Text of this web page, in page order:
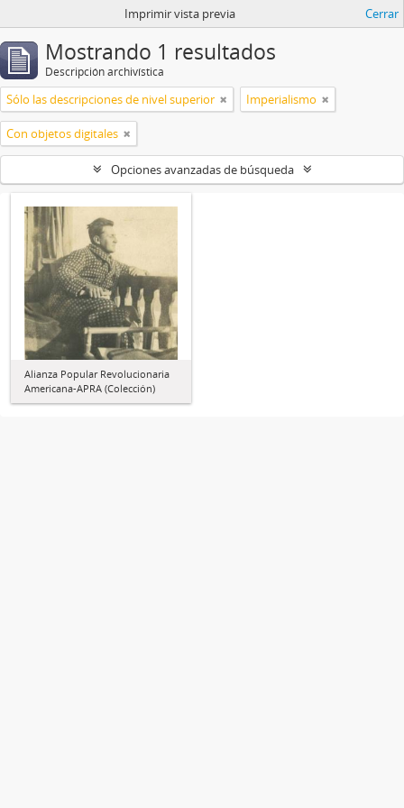
Imprimir vista previa Cerrar
Mostrando 1 resultados
Descripción archivística
Sólo las descripciones de nivel superior Imperialismo
Con objetos digitales
Opciones avanzadas de búsqueda
Alianza Popular Revolucionaria
Americana-APRA (Colección)